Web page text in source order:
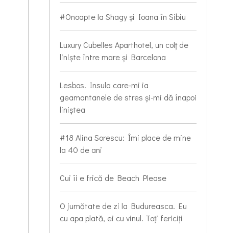
#Onoapte la Shagy și Ioana în Sibiu
Luxury Cubelles Aparthotel, un colț de
liniște între mare și Barcelona
Lesbos. Insula care-mi ia
geamantanele de stres și-mi dă înapoi
liniștea
#18 Alina Sorescu: Îmi place de mine
la 40 de ani
Cui îi e frică de Beach Please
O jumătate de zi la Budureasca. Eu
cu apa plată, ei cu vinul. Toți fericiți